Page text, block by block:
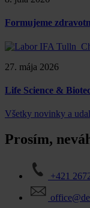
Formujeme
27. mája 2026
Life Science &
Všetky novinky a
Prosím,
+421